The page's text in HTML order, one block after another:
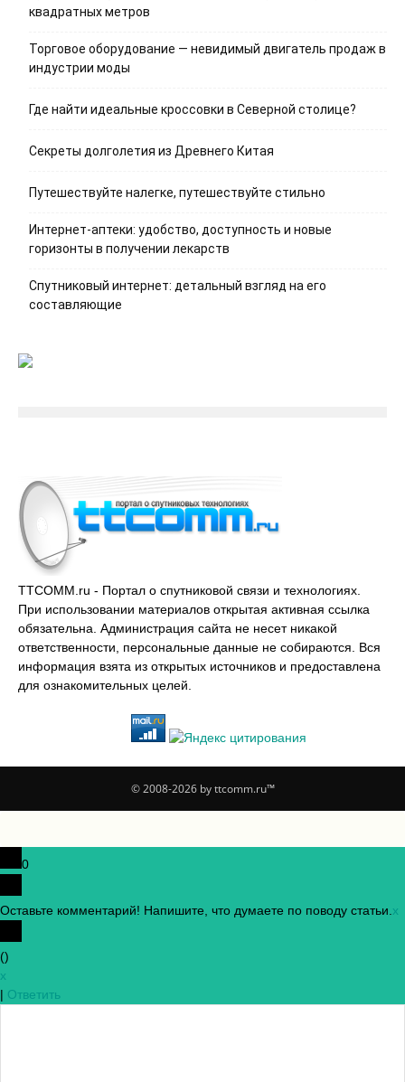
квадратных метров
Торговое оборудование — невидимый двигатель продаж в
индустрии моды
Где найти идеальные кроссовки в Северной столице?
Секреты долголетия из Древнего Китая
Путешествуйте налегке, путешествуйте стильно
Интернет-аптеки: удобство, доступность и новые
горизонты в получении лекарств
Спутниковый интернет: детальный взгляд на его
составляющие
TTCOMM.ru - Портал о спутниковой связи и технологиях.
При использовании материалов открытая активная ссылка
обязательна. Администрация сайта не несет никакой
ответственности, персональные данные не собираются. Вся
информация взята из открытых источников и предоставлена
для ознакомительных целей.
© 2008-2026 by ttcomm.ru™
0
Оставьте комментарий! Напишите, что думаете по поводу статьи. x
()
x
| Ответить